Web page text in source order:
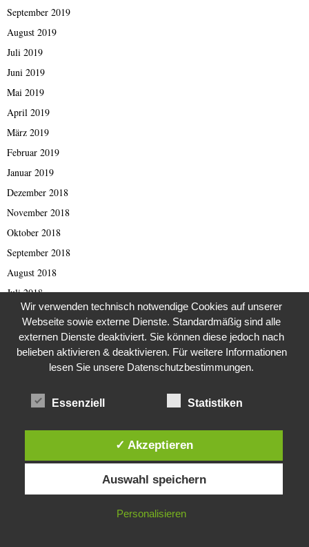
September 2019
August 2019
Juli 2019
Juni 2019
Mai 2019
April 2019
März 2019
Februar 2019
Januar 2019
Dezember 2018
November 2018
Oktober 2018
September 2018
August 2018
Juli 2018
Juni 2018
Mai 2018
April 2018
Februar 2018
Dezember 2017
September 2017
Diese Website verwendet Cookies. Durch die weitere Nutzung dieser
Website stimmst du der Verwendung von Cookies zu.
IN ORDNUNG
Wir verwenden technisch notwendige Cookies auf unserer
Webseite sowie externe Dienste. Standardmäßig sind alle
externen Dienste deaktiviert. Sie können diese jedoch nach
belieben aktivieren & deaktivieren. Für weitere Informationen
lesen Sie unsere Datenschutzbestimmungen.
Essenziell Statistiken
✓ Akzeptieren
Auswahl speichern
Personalisieren